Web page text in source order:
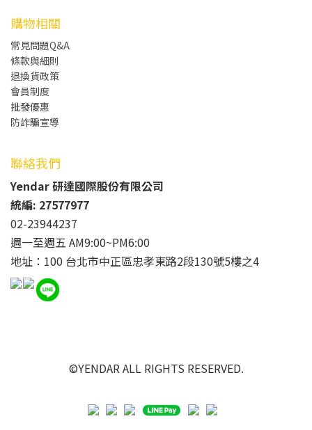
購物相關
常見問題Q&A
條款與細則
退換貨政策
會員制度
批發優惠
防詐騙宣導
聯絡我們
Yendar 研達國際股份有限公司
統編: 27577977
02-23944237
週一至週五 AM9:00~PM6:00
地址：100 台北市中正區忠孝東路2段130號5樓之4
©YENDAR ALL RIGHTS RESERVED.